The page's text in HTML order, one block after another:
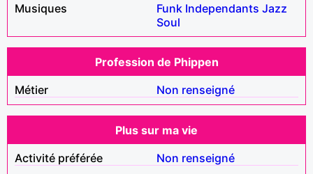
Musiques
Funk Independants Jazz
Soul
Profession de Phippen
Métier
Non renseigné
Plus sur ma vie
Activité préférée
Non renseigné